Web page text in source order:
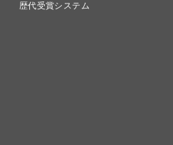
歴代受賞システム